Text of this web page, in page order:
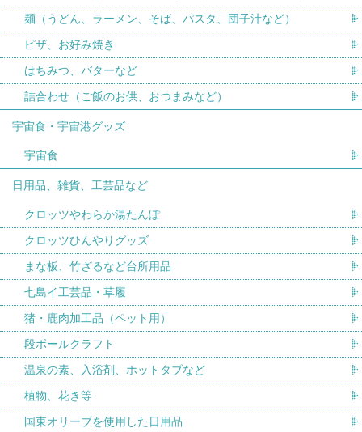
麺（うどん、ラーメン、そば、パスタ、団子汁など）
ピザ、お好み焼き
はちみつ、バターなど
詰合わせ（ご飯のお供、おつまみなど）
宇宙食・宇宙港グッズ
宇宙食
日用品、雑貨、工芸品など
クロッツやわらか湯たんぽ
クロッツひんやりグッズ
まな板、竹ざるなど台所用品
七島イ工芸品・草履
猪・鹿肉加工品（ペット用）
段ボールクラフト
温泉の素、入浴剤、ホットタブなど
植物、花き等
国東オリーブを使用した日用品